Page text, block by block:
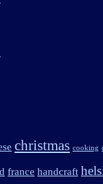
christmas cooking
france handcraft